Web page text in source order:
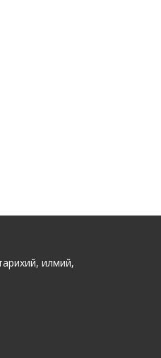
илмий,